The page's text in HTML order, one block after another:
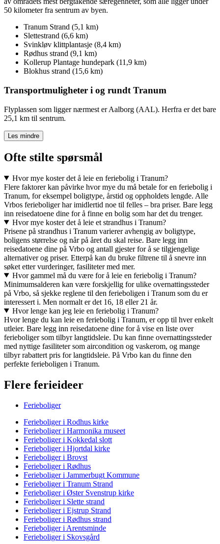
50 kilometer fra sentrum av byen.
Tranum Strand (5,1 km)
Slettestrand (6,6 km)
Svinkløv klittplantasje (8,4 km)
Rødhus strand (9,1 km)
Kollerup Plantage hundepark (11,9 km)
Blokhus strand (15,6 km)
Transportmuligheter i og rundt Tranum
Flyplassen som ligger nærmest er Aalborg (AAL). Herfra er det bare
25,1 km til sentrum.
Les mindre
Ofte stilte spørsmål
Hvor mye koster det å leie en feriebolig i Tranum?
Flere faktorer kan påvirke hvor mye du må betale for en feriebolig i
Tranum, for eksempel boligtype, årstid og oppholdets lengde. Alle
Vrbos ferieboliger har imidlertid noe til felles – bra priser. Bare legg
inn reisedatoene dine for å finne en bolig som har det du trenger.
Hvor mye koster det å leie et strandhus i Tranum?
Prisene på strandhus i Tranum varierer avhengig av boligtype,
boligens størrelse og når på året du skal reise. Bare legg inn
reisedatoene dine på Vrbo og antall gjester for å se tilgjengelige
alternativer og priser. Etterpå kan du bruke filtrene til å snevre inn
søket etter vurderinger, fasiliteter med mer.
Hvor gammel må du være for å leie en feriebolig i Tranum?
Minimumsalderen kan være forskjellig for ulike overnattingssteder
på Vrbo, så sjekke reglene til den ferieboligen i Tranum som du er
interessert i. Men normalt er det 16, 18 eller 21 år.
Hvor lenge kan jeg leie en feriebolig i Tranum?
Hvor lenge du kan leie en feriebolig i Tranum, er opp til hver enkelt
utleier. Bare legg inn reisedatoene dine for å vise en liste over
ferieboliger som tilbyr langtidsleie. Du kan finne overnattingssteder
med nyttige fasiliteter som aircondition og vaskerom, og mange
tilbyr rabattert pris for langtidsleie. På Vrbo kan du finne den
perfekte ferieboligen i Tranum.
Flere ferieideer
Ferieboliger
Ferieboliger i Rodhus kirke
Ferieboliger i Harmonika museet
Ferieboliger i Kokkedal slott
Ferieboliger i Hjortdal kirke
Ferieboliger i Brovst
Ferieboliger i Rødhus
Ferieboliger i Jammerbugt Kommune
Ferieboliger i Tranum Strand
Ferieboliger i Øster Svenstrup kirke
Ferieboliger i Slette strand
Ferieboliger i Ejstrup Strand
Ferieboliger i Rødhus strand
Ferieboliger i Arentsminde
Ferieboliger i Skovsgård